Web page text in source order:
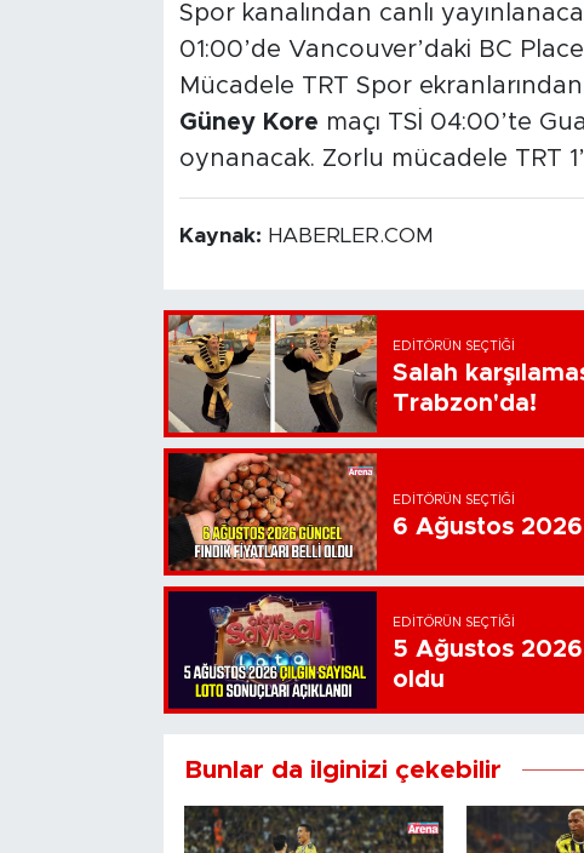
Spor kanalından canlı
01:00’de Vancouver’daki BC
Mücadele TRT Spor
Güney Kore maçı TSİ 04:00’te
oynanacak. Zorlu mücadele TRT
Kaynak: HABERLER.COM
EDITÖRÜN SEÇTIĞI
Salah
Trabzon'da!
EDITÖRÜN SEÇTIĞI
6 Ağustos 2026
EDITÖRÜN SEÇTIĞI
5 Ağustos 2026
oldu
Bunlar da ilginizi çekebilir